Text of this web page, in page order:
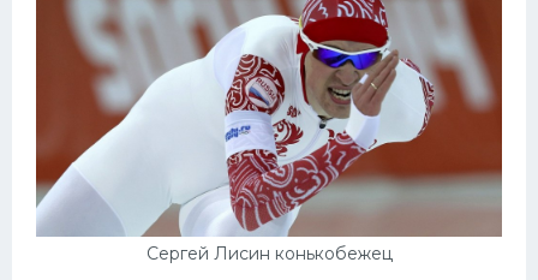
Сергей Лисин конькобежец